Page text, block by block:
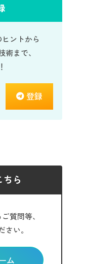
ントから
まで、
登録
ちら
質問等、
い。
ム